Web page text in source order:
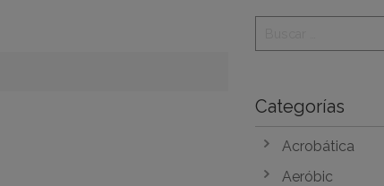
Categorías
Acrobática
Aeróbic